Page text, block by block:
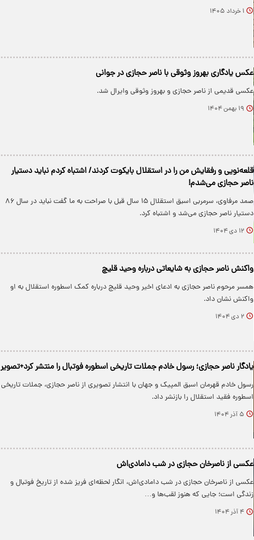
۱ خرداد ۱۴۰۵
عکس یادگاری بهروز وثوقی با ناصر حجازی در جوانی
عکسی قدیمی از ناصر حجازی و بهروز وثوقی وایرال شد.
۱۹ بهمن ۱۴۰۴
قلعه‌نویی و رفقایش من را در استقلال بایکوت کردند/ اشتباه کردم نباید دستیار
ناصر حجازی می‌شدم!
صمد مرفاوی، سرمربی اسبق استقلال ۱۵ سال قبل با صراحت به ما گفت نباید در سال ۸۶
دستیار ناصر حجازی می‌شد و اشتباه کرد.
۱۲ دی ۱۴۰۴
واکنش ناصر حجازی به شایعاتی درباره وحید قلیچ
همسر مرحوم ناصر حجازی به ادعای اخیر وحید قلیچ درباره کمک اسطوره استقلال به او
واکنش نشان داد.
۲ دی ۱۴۰۴
یادگار ناصر حجازی؛ رسول خادم جملات تاریخی اسطوره فوتبال را منتشر کرد+تصویر
رسول خادم قهرمان اسبق المپیک و جهان با انتشار تصویری از ناصر حجازی، جملات تاریخی
اسطوره فقید استقلال را بازنشر داد.
۵ آذر ۱۴۰۴
عکسی از ناصرخان حجازی در شب دامادی‌اش
عکسی از ناصرخان حجازی در شب دامادی‌اش، انگار لحظه‌ای فریز شده از تاریخ فوتبال و
زندگی است؛ جایی که هنوز لقب‌ها و…
۴ آذر ۱۴۰۴